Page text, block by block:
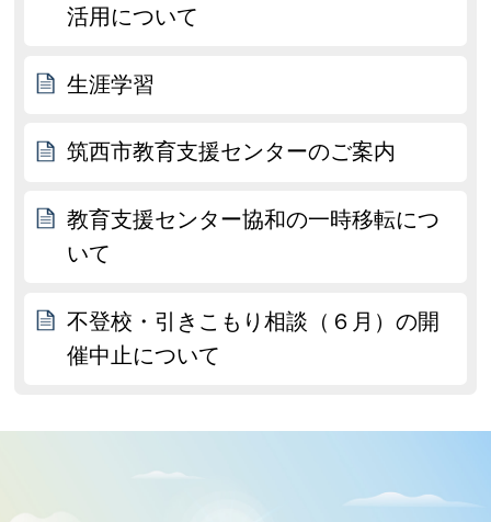
活用について
生涯学習
筑西市教育支援センターのご案内
教育支援センター協和の一時移転につ
いて
不登校・引きこもり相談（６月）の開
催中止について